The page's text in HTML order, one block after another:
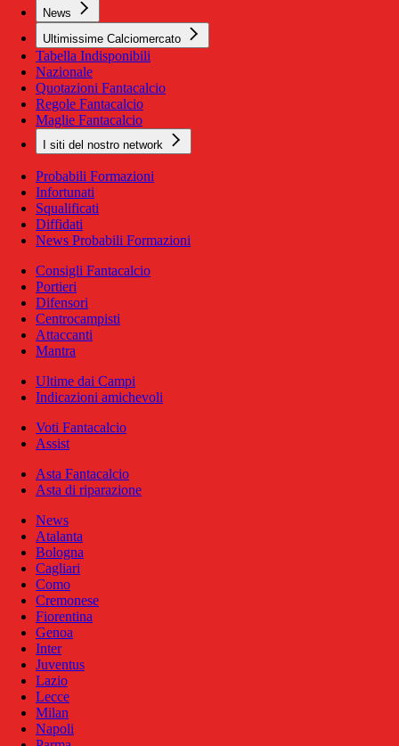
News
Ultimissime Calciomercato
Tabella Indisponibili
Nazionale
Quotazioni Fantacalcio
Regole Fantacalcio
Maglie Fantacalcio
I siti del nostro network
Probabili Formazioni
Infortunati
Squalificati
Diffidati
News Probabili Formazioni
Consigli Fantacalcio
Portieri
Difensori
Centrocampisti
Attaccanti
Mantra
Ultime dai Campi
Indicazioni amichevoli
Voti Fantacalcio
Assist
Asta Fantacalcio
Asta di riparazione
News
Atalanta
Bologna
Cagliari
Como
Cremonese
Fiorentina
Genoa
Inter
Juventus
Lazio
Lecce
Milan
Napoli